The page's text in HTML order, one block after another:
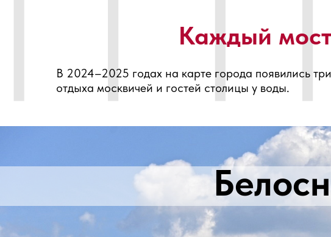
Каждый
В 2024–2025 годах на карте города появились
отдыха москвичей и гостей столицы у воды.